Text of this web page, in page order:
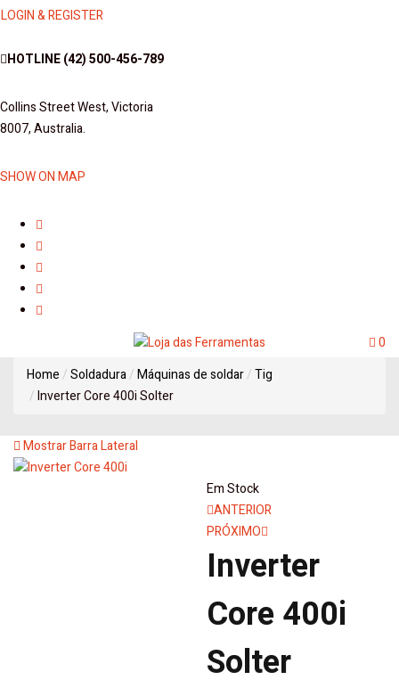
LOGIN & REGISTER
HOTLINE(42) 500-456-789
Collins Street West, Victoria
8007, Australia.
SHOW ON MAP
0
Home
Soldadura Máquinas de soldar Tig
Inverter Core 400i Solter
Mostrar Barra Lateral
Em Stock
Navegação
de
artigos
ANTERIOR
PRÓXIMO
Inverter
Core 400i
Solter